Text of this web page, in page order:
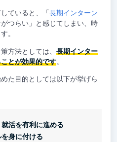
ていると、「長期インターン
つらい」と感じてしまい、時
。
方法としては、 長期インター
とが効果的です。
た目的としては以下が挙げら
活を有利に進める
身に付ける